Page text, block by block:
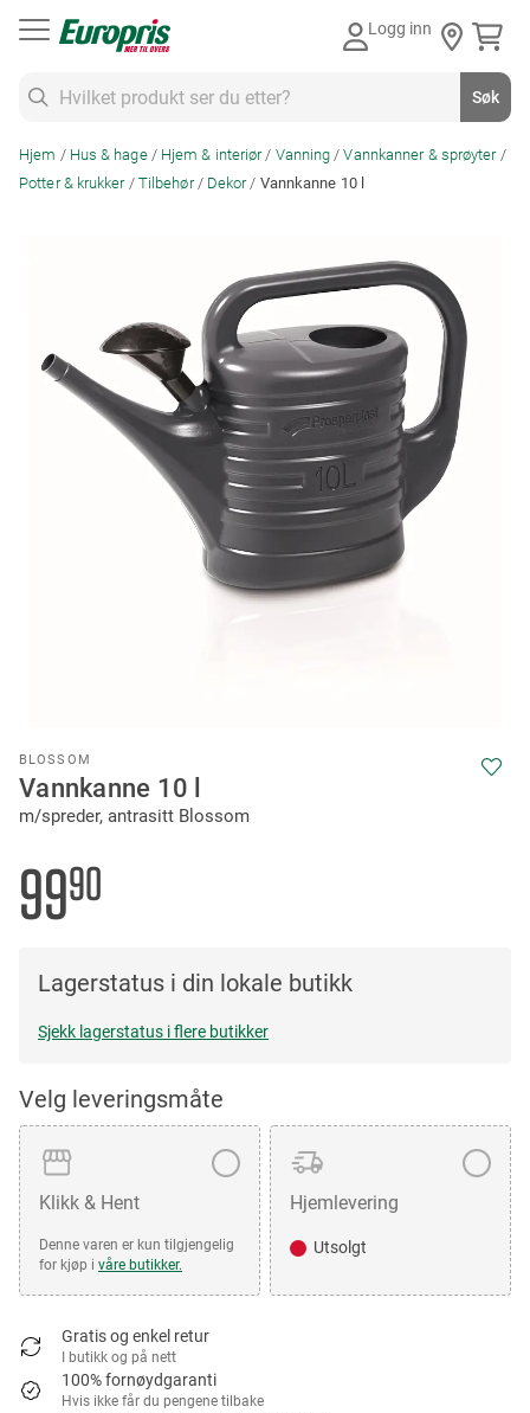
Logg inn
Søk
Hjem Hus & hage Hjem & interiør Vanning
Vannkanner & sprøyter
Potter & krukker
Tilbehør Dekor Vannkanne 10 l
BLOSSOM
Vannkanne 10 l
m/spreder, antrasitt Blossom
9990
Lagerstatus i din lokale butikk
Sjekk lagerstatus i flere butikker
Velg leveringsmåte
Klikk & Hent
Denne varen er kun tilgjengelig
for kjøp i våre butikker.
Hjemlevering
Utsolgt
Gratis og enkel retur
I butikk og på nett
100% fornøydgaranti
Hvis ikke får du pengene tilbake
the
images
to
the
beginning
the
images
gallery